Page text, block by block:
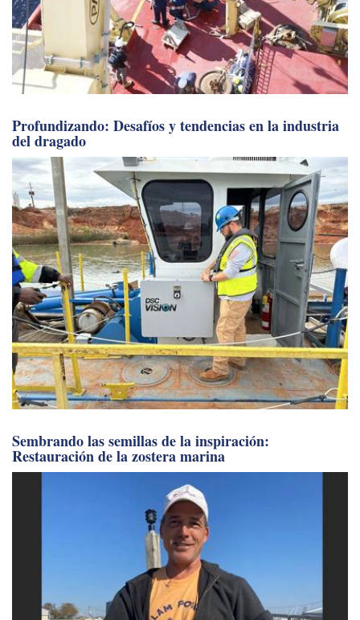
Profundizando: Desafíos y tendencias en la industria
del dragado
Sembrando las semillas de la inspiración:
Restauración de la zostera marina